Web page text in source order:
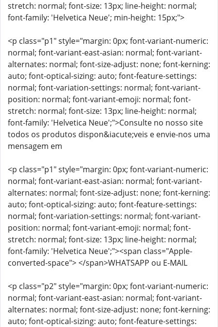
stretch: normal; font-size: 13px; line-height: normal;
font-family: 'Helvetica Neue'; min-height: 15px;">
<p class="p1" style="margin: 0px; font-variant-numeric:
normal; font-variant-east-asian: normal; font-variant-
alternates: normal; font-size-adjust: none; font-kerning:
auto; font-optical-sizing: auto; font-feature-settings:
normal; font-variation-settings: normal; font-variant-
position: normal; font-variant-emoji: normal; font-
stretch: normal; font-size: 13px; line-height: normal;
font-family: 'Helvetica Neue';">Consulte no nosso site
todos os produtos dispon&iacute;veis e envie-nos uma
mensagem em
<p class="p1" style="margin: 0px; font-variant-numeric:
normal; font-variant-east-asian: normal; font-variant-
alternates: normal; font-size-adjust: none; font-kerning:
auto; font-optical-sizing: auto; font-feature-settings:
normal; font-variation-settings: normal; font-variant-
position: normal; font-variant-emoji: normal; font-
stretch: normal; font-size: 13px; line-height: normal;
font-family: 'Helvetica Neue';"><span class="Apple-
converted-space"> </span>WHATSAPP ou E-MAIL
<p class="p2" style="margin: 0px; font-variant-numeric:
normal; font-variant-east-asian: normal; font-variant-
alternates: normal; font-size-adjust: none; font-kerning:
auto; font-optical-sizing: auto; font-feature-settings: